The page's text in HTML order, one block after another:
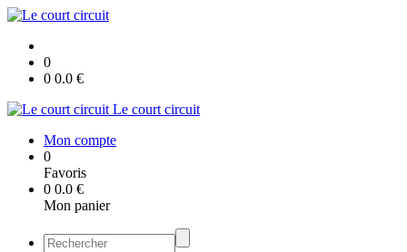
0
0 0.0 €
Le court circuit
Mon compte
0
Favoris
0 0.0 €
Mon panier